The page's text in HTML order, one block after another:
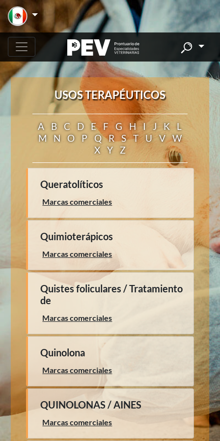
USOS TERAPÉUTICOS
A B C D E F G H I J K
L
M
N O P Q R S T U V
W
X
Y Z
Queratolíticos
Marcas comerciales
Quimioterápicos
Marcas comerciales
Quistes foliculares / Tratamiento
de
Marcas comerciales
Quinolona
Marcas comerciales
QUINOLONAS / AINES
Marcas comerciales